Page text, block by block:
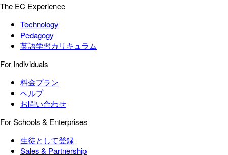
The EC Experience
Technology
Pedagogy
英語学習カリキュラム
For Individuals
料金プラン
ヘルプ
お問い合わせ
For Schools & Enterprises
生徒として登録
Sales & Partnership